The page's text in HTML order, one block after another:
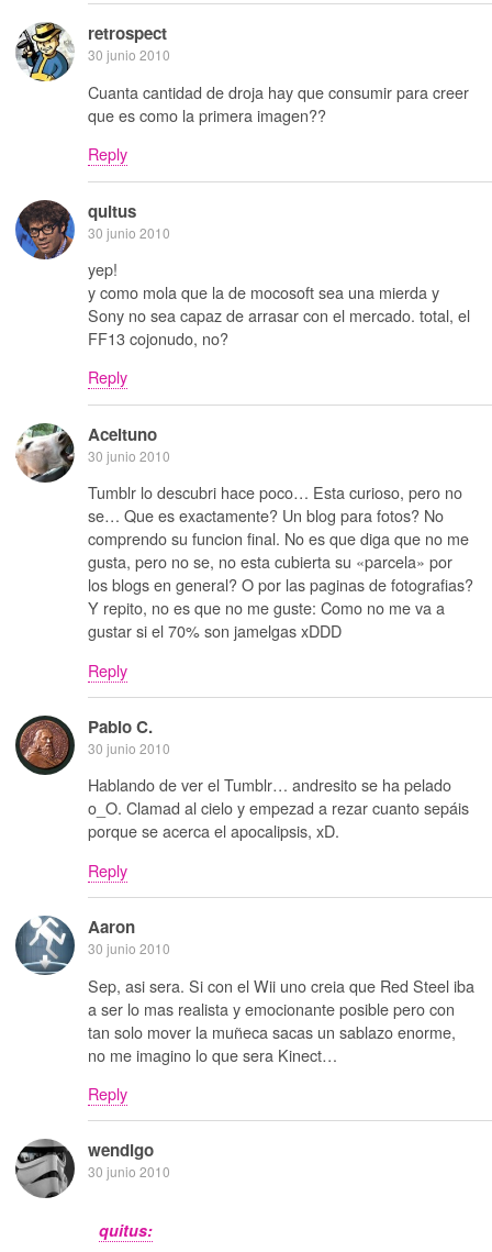
retrospect
30 junio 2010
Cuanta cantidad de droja hay que consumir para creer
que es como la primera imagen??
Reply
quitus
30 junio 2010
yep!
y como mola que la de mocosoft sea una mierda y
Sony no sea capaz de arrasar con el mercado. total, el
FF13 cojonudo, no?
Reply
Aceituno
30 junio 2010
Tumblr lo descubri hace poco… Esta curioso, pero no
se… Que es exactamente? Un blog para fotos? No
comprendo su funcion final. No es que diga que no me
gusta, pero no se, no esta cubierta su «parcela» por
los blogs en general? O por las paginas de fotografias?
Y repito, no es que no me guste: Como no me va a
gustar si el 70% son jamelgas xDDD
Reply
Pablo C.
30 junio 2010
Hablando de ver el Tumblr… andresito se ha pelado
o_O. Clamad al cielo y empezad a rezar cuanto sepáis
porque se acerca el apocalipsis, xD.
Reply
Aaron
30 junio 2010
Sep, asi sera. Si con el Wii uno creia que Red Steel iba
a ser lo mas realista y emocionante posible pero con
tan solo mover la muñeca sacas un sablazo enorme,
no me imagino lo que sera Kinect…
Reply
wendigo
30 junio 2010
quitus: